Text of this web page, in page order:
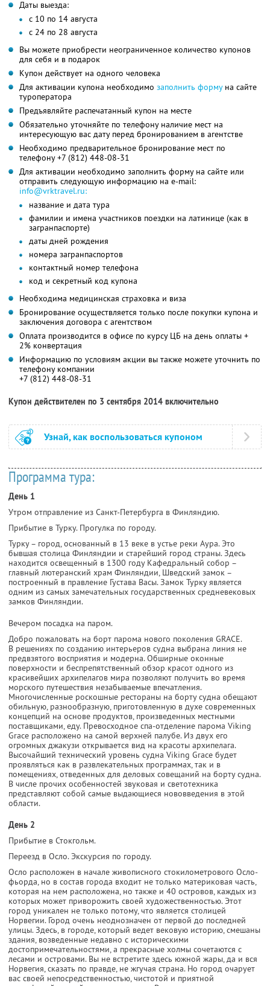
Даты выезда:
с 10 по 14 августа
с 24 по 28 августа
Вы можете приобрести неограниченное количество купонов
для себя и в подарок
Купон действует на одного человека
Для активации купона необходимо заполнить формуна сайте
туроператора
Предъявляйте распечатанный купон на месте
Обязательно уточняйте по телефону наличие мест на
интересующую вас дату перед бронированием в агентстве
Необходимо предварительное бронирование мест по
телефону +7 (812) 448-08-31
Для активации необходимо заполнить форму на сайте или
отправить следующую информацию на e-mail:
info@vrktravel.ru:
название и дата тура
фамилии и имена участников поездки на латинице (как в
загранпаспорте)
даты дней рождения
номера загранпаспортов
контактный номер телефона
код и секретный код купона
Необходима медицинская страховка и виза
Бронирование осуществляется только после покупки купона и
заключения договора с агентством
Оплата производится в офисе по курсу ЦБ на день оплаты +
2% конвертация
Информацию по условиям акции вы также можете уточнить по
телефону компании
+7 (812) 448-08-31
Купон действителен по 3 сентября 2014 включительно
Узнай, как воспользоваться купоном
Программа тура:
День 1
Утром отправление из Санкт-Петербурга в Финляндию.
Прибытие в Турку. Прогулка по городу.
Турку – город, основанный в 13 веке в устье реки Аура. Это
бывшая столица Финляндии и старейший город страны. Здесь
находится освещенный в 1300 году Кафедральный собор –
главный лютеранский храм Финляндии, Шведский замок –
построенный в правление Густава Васы. Замок Турку является
одним из самых замечательных государственных средневековых
замков Финляндии.
Вечером посадка на паром.
Добро пожаловать на борт парома нового поколения GRACE.
В решениях по созданию интерьеров судна выбрана линия не
предвзятого восприятия и модерна. Обширные оконные
поверхности и беспрепятственный обзор красот одного из
красивейших архипелагов мира позволяют получить во время
морского путешествия незабываемые впечатления.
Многочисленные роскошные рестораны на борту судна обещают
обильную, разнообразную, приготовленную в духе современных
концепций на основе продуктов, произведенных местными
поставщиками, еду. Превосходное спа-отделение парома Viking
Grace расположено на самой верхней палубе. Из двух его
огромных джакузи открывается вид на красоты архипелага.
Высочайший технический уровень судна Viking Grace будет
проявляться как в развлекательных программах, так и в
помещениях, отведенных для деловых совещаний на борту судна.
В числе прочих особенностей звуковая и светотехника
представляют собой самые выдающиеся нововведения в этой
области.
День 2
Прибытие в Стокгольм.
Переезд в Осло. Экскурсия по городу.
Осло расположен в начале живописного стокилометрового Осло-
фьорда, но в состав города входит не только материковая часть,
которая на нем расположена, но также и 40 островов, каждых из
которых может приворожить своей художественностью. Этот
город уникален не только потому, что является столицей
Норвегии. Город очень неоднозначен от первой до последней
улицы. Здесь, в городе, который ведет вековую историю, смешаны
здания, возведенные недавно с историческими
достопримечательностями, а прекрасные холмы сочетаются с
лесами и островами. Вы не встретите здесь южной жары, да и вся
Норвегия, сказать по правде, не жгучая страна. Но город очарует
вас своей непосредственностью, чистотой и приятной